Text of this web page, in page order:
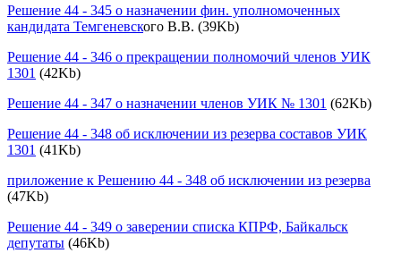
Решение 44 - 345 о назначении фин. уполномоченных
кандидата Темгеневского В.В. (39Kb)
Решение 44 - 346 о прекращении полномочий членов УИК
1301 (42Kb)
Решение 44 - 347 о назначении членов УИК № 1301 (62Kb)
Решение 44 - 348 об исключении из резерва составов УИК
1301 (41Kb)
приложение к Решению 44 - 348 об исключении из резерва
(47Kb)
Решение 44 - 349 о заверении списка КПРФ, Байкальск
депутаты (46Kb)